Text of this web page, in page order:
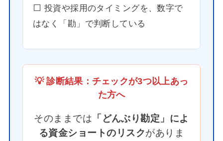
⬜️ 投資や採用のタイミングを、数字で
はなく「勘」で判断している
💡 診断結果：チェックが3つ以上あっ
た方へ
そのままでは 「どんぶり勘定」によ
る資金ショートのリスクがありま